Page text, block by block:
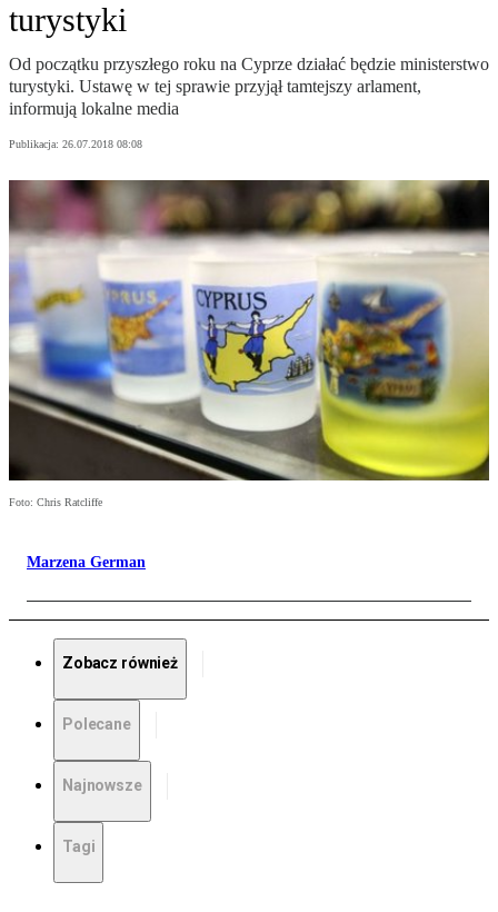
turystyki
Od początku przyszłego roku na Cyprze działać będzie ministerstwo
turystyki. Ustawę w tej sprawie przyjął tamtejszy arlament,
informują lokalne media
Publikacja: 26.07.2018 08:08
Foto: Chris Ratcliffe
Marzena German
Zobacz również
Polecane
Najnowsze
Tagi